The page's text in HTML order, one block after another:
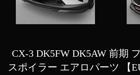
CX-3 DK5FW DK5AW 前期
スポイラー エアロパーツ 【